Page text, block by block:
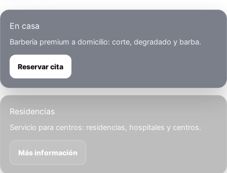
En casa
Barbería premium a domicilio: corte, degradado y barba.
Reservar cita
Residencias
Servicio para centros: residencias, hospitales y centros.
Más información